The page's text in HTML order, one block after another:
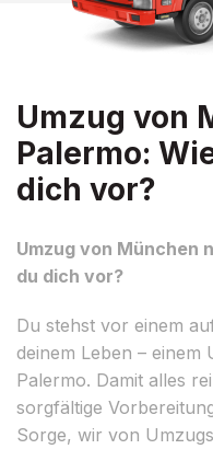
Umzug von
Palermo:
dich vor?
Umzug von München
du dich vor?
Du stehst vor einem
deinem Leben –
Palermo. Damit alles
sorgfältige
Sorge, wir von